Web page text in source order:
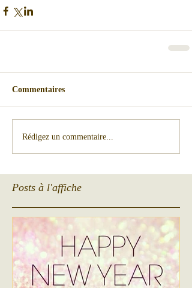
Commentaires
Rédigez un commentaire...
Posts à l'affiche